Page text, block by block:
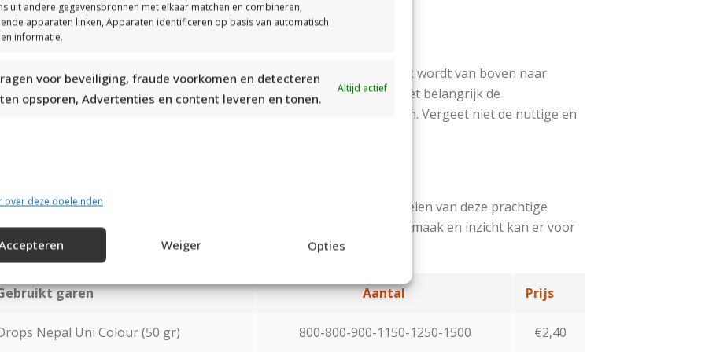
uit andere gegevensbronnen met elkaar matchen en combineren,
apparaten linken, Apparaten identificeren op basis van automatisch
informatie.
voor beveiliging, fraude voorkomen en detecteren
opsporen, Advertenties en content leveren en tonen.
Altijd actief
over deze doeleinden
Weiger Opties
Streeppatroon
patroon van de tuniek bestaat uit een pas, lijf en mouwen.
De tuniek wordt van boven naar
gebreid.Voor het op de juiste manier breien van de tuniek is het belangrijk de
en het telpatroon voor het streeppatroon te volgen. Vergeet niet de nuttige en
de openingen onder de mouwen dicht.
Heel veel plezier met het breien van deze prachtige
Zeker is dat je er heel veel plezier aan gaat beleven.
Naar eigen smaak en inzicht kan er voor
kleuren gekozen worden.
garen Aantal Prijs
Nepal Uni Colour (50 gr) 800-800-900-1150-1250-1500 €2,40